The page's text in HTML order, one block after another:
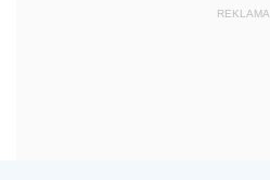
REKLAMA